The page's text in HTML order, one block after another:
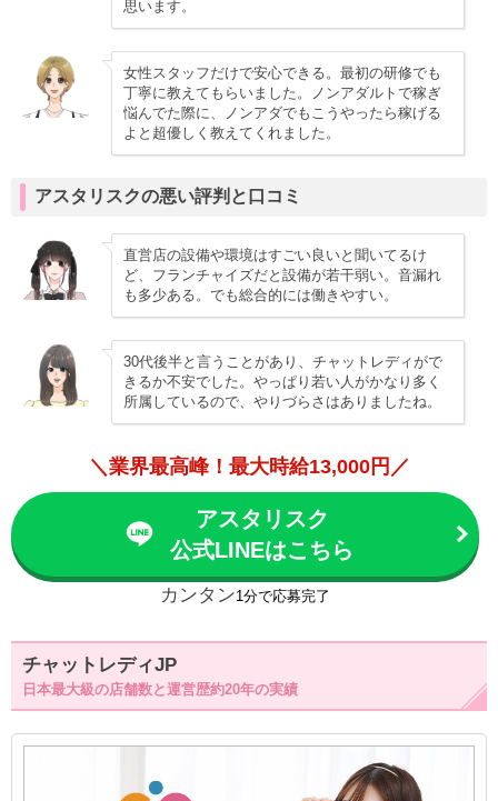
思います。
女性スタッフだけで安心できる。最初の研修でも
丁寧に教えてもらいました。ノンアダルトで稼ぎ
悩んでた際に、ノンアダでもこうやったら稼げる
よと超優しく教えてくれました。
アスタリスクの悪い評判と口コミ
直営店の設備や環境はすごい良いと聞いてるけ
ど、フランチャイズだと設備が若干弱い。音漏れ
も多少ある。でも総合的には働きやすい。
30代後半と言うことがあり、チャットレディがで
きるか不安でした。やっぱり若い人がかなり多く
所属しているので、やりづらさはありましたね。
＼業界最高峰！最大時給13,000円／
アスタリスク
公式LINEはこちら
カンタン1分で応募完了
チャットレディJP
日本最大級の店舗数と運営歴約20年の実績